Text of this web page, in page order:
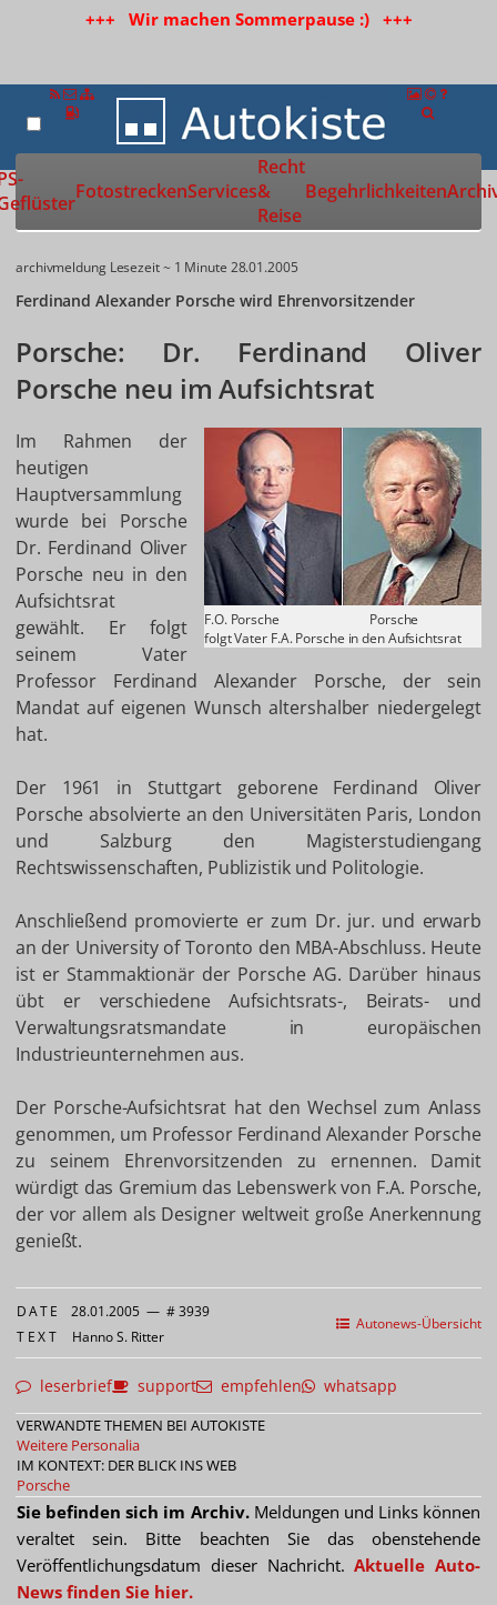
+++ Wir machen Sommerpause :) +++
Zur Startseite
FotostreckenServices
Recht
&
Reise
Begehrlichkeiten
archivmeldung Lesezeit ~ 1 Minute 28.01.2005
Ferdinand Alexander Porsche wird Ehrenvorsitzender
Porsche: Dr. Ferdinand Oliver
Porsche neu im Aufsichtsrat
F.O. Porsche
Porsche
folgt Vater F.A. Porsche in den Aufsichtsrat
Im Rahmen der
heutigen
Hauptversammlung
wurde bei Porsche
Dr. Ferdinand Oliver
Porsche neu in den
Aufsichtsrat
gewählt. Er folgt
seinem Vater
Professor Ferdinand Alexander Porsche, der sein
Mandat auf eigenen Wunsch altershalber niedergelegt
hat.
Der 1961 in Stuttgart geborene Ferdinand Oliver
Porsche absolvierte an den Universitäten Paris, London
und Salzburg den Magisterstudiengang
Rechtswissenschaften, Publizistik und Politologie.
Anschließend promovierte er zum Dr. jur. und erwarb
an der University of Toronto den MBA-Abschluss. Heute
ist er Stammaktionär der Porsche AG. Darüber hinaus
übt er verschiedene Aufsichtsrats-, Beirats- und
Verwaltungsratsmandate in europäischen
Industrieunternehmen aus.
Der Porsche-Aufsichtsrat hat den Wechsel zum Anlass
genommen, um Professor Ferdinand Alexander Porsche
zu seinem Ehrenvorsitzenden zu ernennen. Damit
würdigt das Gremium das Lebenswerk von F.A. Porsche,
der vor allem als Designer weltweit große Anerkennung
genießt.
Autonews-Übersicht
DATE 28.01.2005 — # 3939
TEXT Hanno S. Ritter
leserbrief support empfehlen whatsapp
VERWANDTE THEMEN BEI AUTOKISTE
Weitere Personalia
IM KONTEXT: DER BLICK INS WEB
Porsche
Sie befinden sich im Archiv.Meldungen und Links können
veraltet sein. Bitte beachten Sie das obenstehende
Veröffentlichungsdatum dieser Nachricht.Aktuelle Auto-
News finden Sie hier.